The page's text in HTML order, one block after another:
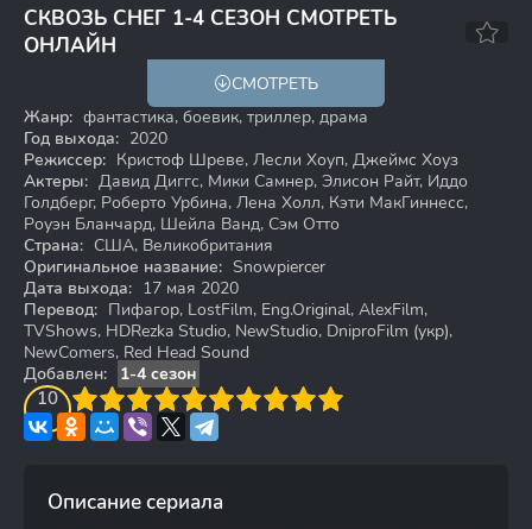
СКВОЗЬ СНЕГ 1-4 СЕЗОН СМОТРЕТЬ
ОНЛАЙН
СМОТРЕТЬ
Жанр: фантастика, боевик, триллер, драма
Год выхода: 2020
Режиссер: Кристоф Шреве, Лесли Хоуп, Джеймс Хоуз
Актеры: Давид Диггс, Мики Самнер, Элисон Райт, Иддо
Голдберг, Роберто Урбина, Лена Холл, Кэти МакГиннесс,
Роуэн Бланчард, Шейла Ванд, Сэм Отто
Страна: США, Великобритания
Оригинальное название: Snowpiercer
Дата выхода: 17 мая 2020
Перевод: Пифагор, LostFilm, Eng.Original, AlexFilm,
TVShows, HDRezka Studio, NewStudio, DniproFilm (укр),
NewComers, Red Head Sound
Добавлен:
1-4 сезон
10
4 5 6 7 8 9 10
Описание сериала